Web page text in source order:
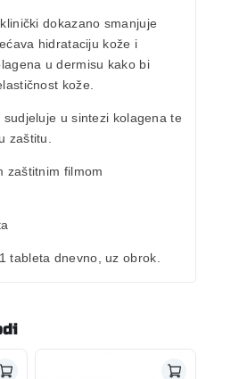
klinički dokazano smanjuje
hidrataciju kože i
u dermisu kako bi
kože.
u sintezi kolagena te
zaštitu.
zaštitnim filmom
tableta dnevno, uz obrok.